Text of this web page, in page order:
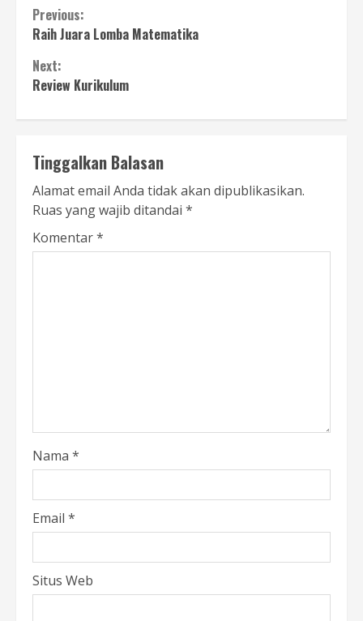
Continue
Reading
Previous:
Raih Juara Lomba Matematika
Next:
Review Kurikulum
Tinggalkan Balasan
Alamat email Anda tidak akan dipublikasikan.
Ruas yang wajib ditandai *
Komentar*
Nama *
Email *
Situs Web